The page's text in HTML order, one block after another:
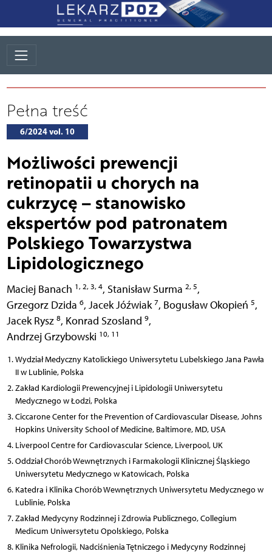
Pełna treść
6/2024 vol. 10
Możliwości prewencji
retinopatii u chorych na
cukrzycę – stanowisko
ekspertów pod patronatem
Polskiego Towarzystwa
Lipidologicznego
Maciej Banach 1, 2, 3, 4, Stanisław Surma 2, 5,
Grzegorz Dzida 6, Jacek Jóźwiak 7, Bogusław Okopień 5,
Jacek Rysz 8, Konrad Szosland 9,
Andrzej Grzybowski 10, 11
Wydział Medyczny Katolickiego Uniwersytetu Lubelskiego Jana Pawła
II w Lublinie, Polska
Zakład Kardiologii Prewencyjnej i Lipidologii Uniwersytetu
Medycznego w Łodzi, Polska
Ciccarone Center for the Prevention of Cardiovascular Disease, Johns
Hopkins University School of Medicine, Baltimore, MD, USA
Liverpool Centre for Cardiovascular Science, Liverpool, UK
Oddział Chorób Wewnętrznych i Farmakologii Klinicznej Śląskiego
Uniwersytetu Medycznego w Katowicach, Polska
Katedra i Klinika Chorób Wewnętrznych Uniwersytetu Medycznego w
Lublinie, Polska
Zakład Medycyny Rodzinnej i Zdrowia Publicznego, Collegium
Medicum Uniwersytetu Opolskiego, Polska
Klinika Nefrologii, Nadciśnienia Tętniczego i Medycyny Rodzinnej